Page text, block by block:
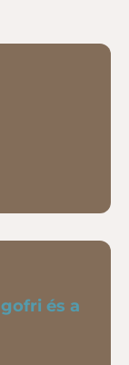
és a